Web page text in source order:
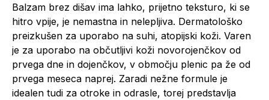
Balzam brez dišav ima lahko, prijetno teksturo, ki se
hitro vpije, je nemastna in nelepljiva. Dermatološko
preizkušen za uporabo na suhi, atopijski koži. Varen
je za uporabo na občutljivi koži novorojenčkov od
prvega dne in dojenčkov, v območju plenic pa že od
prvega meseca naprej. Zaradi nežne formule je
idealen tudi za otroke in odrasle, torej predstavlja